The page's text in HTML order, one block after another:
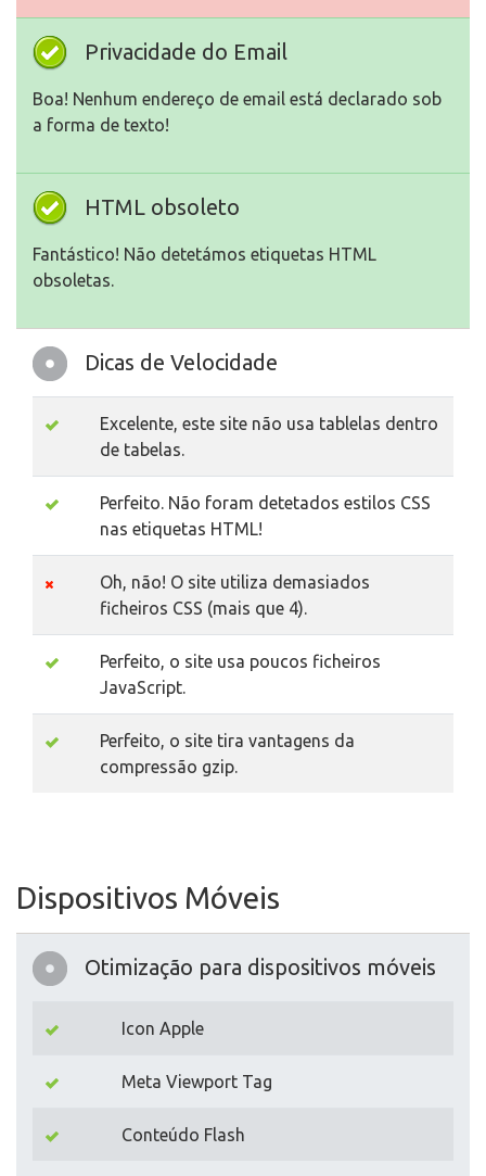
Privacidade do Email
Boa! Nenhum endereço de email está declarado sob
a forma de texto!
HTML obsoleto
Fantástico! Não detetámos etiquetas HTML
obsoletas.
Dicas de Velocidade
Excelente, este site não usa tablelas dentro
de tabelas.
Perfeito. Não foram detetados estilos CSS
nas etiquetas HTML!
Oh, não! O site utiliza demasiados
ficheiros CSS (mais que 4).
Perfeito, o site usa poucos ficheiros
JavaScript.
Perfeito, o site tira vantagens da
compressão gzip.
Dispositivos Móveis
Otimização para dispositivos móveis
Icon Apple
Meta Viewport Tag
Conteúdo Flash